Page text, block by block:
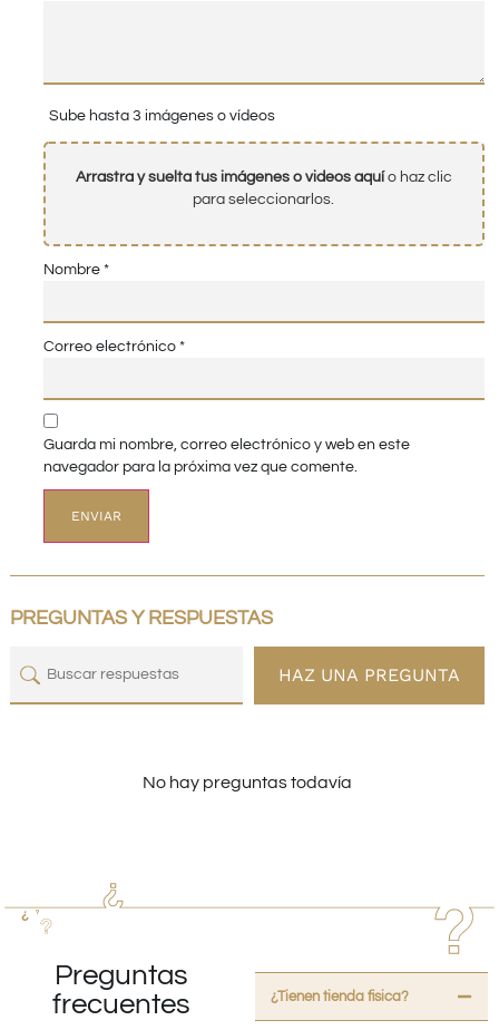
Sube hasta 3 imágenes o vídeos
Arrastra y suelta tus imágenes o videos aquío haz clic
para seleccionarlos.
Nombre *
Correo electrónico *
Guarda mi nombre, correo electrónico y web en este
navegador para la próxima vez que comente.
PREGUNTAS Y RESPUESTAS
HAZ UNA PREGUNTA
No hay preguntas todavía
Preguntas
frecuentes
¿Tienen tienda fisica?